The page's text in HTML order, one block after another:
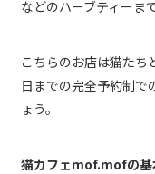
などのハーブティーま
こちらのお店は猫たち
日までの完全予約制で
ょう。
猫カフェmof.mofの基